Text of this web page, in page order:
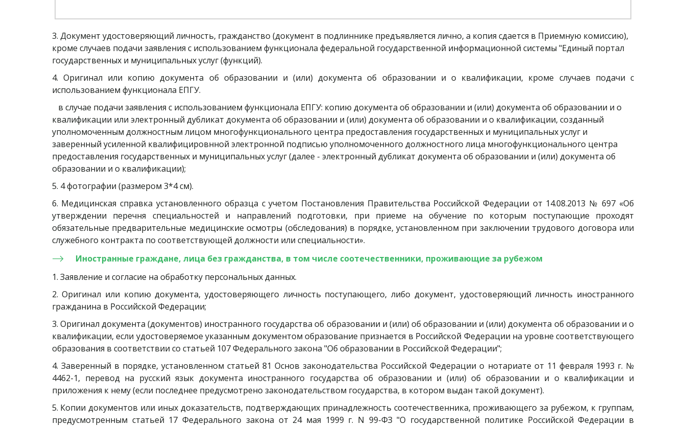
3. Документ удостоверяющий личность, гражданство (документ в подлиннике предъявляется лично, а копия сдается в Приемную комиссию),
кроме случаев подачи заявления с использованием функционала федеральной государственной информационной системы "Единый портал
государственных и муниципальных услуг (функций).
4. Оригинал или копию документа об образовании и (или) документа об образовании и о квалификации, кроме случаев подачи с
использованием функционала ЕПГУ.
квалификации или электронный дубликат документа об образовании и (или) документа об образовании и о квалификации, созданный
уполномоченным должностным лицом многофункционального центра предоставления государственных и муниципальных услуг и
заверенный усиленной квалифицировнной электронной подписью уполномоченного должностного лица многофункционального центра
предоставления государственных и муниципальных услуг (далее - электронный дубликат документа об образовании и (или) документа об
образовании и о квалификации);
5. 4 фотографии (размером 3*4 см).
6. Медицинская справка установленного образца с учетом Постановления Правительства Российской Федерации от 14.08.2013 № 697 «Об
утверждении перечня специальностей и направлений подготовки, при приеме на обучение по которым поступающие проходят
обязательные предварительные медицинские осмотры (обследования) в порядке, установленном при заключении трудового договора или
служебного контракта по соответствующей должности или специальности».
Иностранные граждане, лица без гражданства, в том числе соотечественники, проживающие за рубежом
1. Заявление и согласие на обработку персональных данных.
2. Оригинал или копию документа, удостоверяющего личность поступающего, либо документ, удостоверяющий личность иностранного
гражданина в Российской Федерации;
3. Оригинал документа (документов) иностранного государства об образовании и (или) об образовании и (или) документа об образовании и о
квалификации, если удостоверяемое указанным документом образование признается в Российской Федерации на уровне соответствующего
образования в соответствии со статьей 107 Федерального закона "Об образовании в Российской Федерации";
4. Заверенный в порядке, установленном статьей 81 Основ законодательства Российской Федерации о нотариате от 11 февраля 1993 г. №
4462-1, перевод на русский язык документа иностранного государства об образовании и (или) об образовании и о квалификации и
приложения к нему (если последнее предусмотрено законодательством государства, в котором выдан такой документ).
5. Копии документов или иных доказательств, подтверждающих принадлежность соотечественника, проживающего за рубежом, к группам,
предусмотренным статьей 17 Федерального закона от 24 мая 1999 г. N 99-ФЗ "О государственной политике Российской Федерации в